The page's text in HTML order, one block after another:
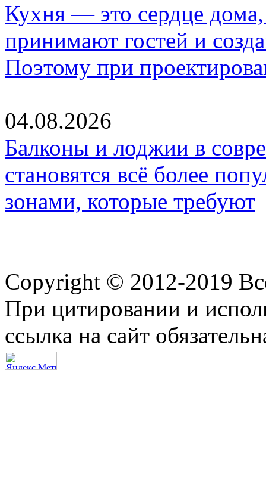
Кухня — это сердце дома,
принимают гостей и
Поэтому при
04.08.2026
Балконы и лоджии в
становятся всё более
зонами, которые требуют
Copyright © 2012-2019
При цитировании и
ссылка на сайт